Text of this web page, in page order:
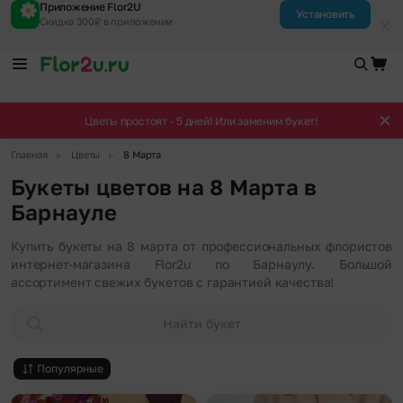
Приложение Flor2U
Скидка 300₽ в приложении
Установить
Цветы простоят - 5 дней! Или заменим букет!
Главная Цветы 8 Марта
Букеты цветов на 8 Марта в
Барнауле
Купить букеты на 8 марта от профессиональных флористов
интернет-магазина Flor2u по Барнаулу. Большой
ассортимент свежих букетов с гарантией качества!
Найти букет
Популярные